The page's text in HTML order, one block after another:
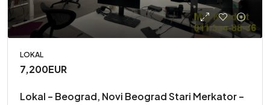
LOKAL
7,200EUR
Lokal – Beograd, Novi Beograd Stari Merkator –